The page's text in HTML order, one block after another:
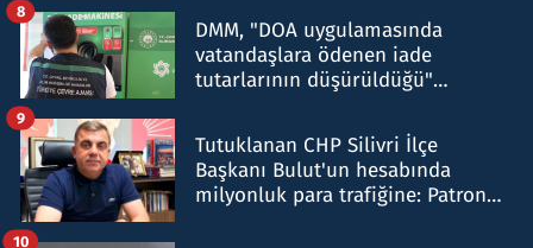
DMM, "DOA uygulamasında
vatandaşlara ödenen iade
tutarlarının düşürüldüğü"
8
Tutuklanan CHP Silivri İlçe
Başkanı Bulut'un hesabında
milyonluk para trafiğine: Patron
9
10